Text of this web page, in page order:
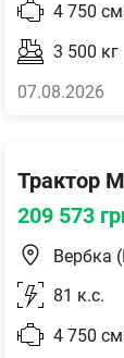
4 750
3 500 кг
07.08.2026
Трактор
209 573
81 к.с.
4 750